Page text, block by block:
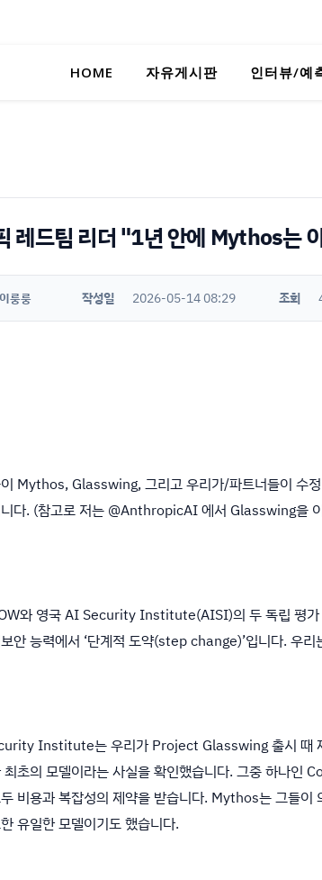
HOME 자유게시판 인터뷰/예
레드팀 리더 "1년 안에 Mythos는
룽룽 작성일 2026-05-14 08:29 조회
Mythos, Glasswing, 그리고 우리가/파트너들이 수
다. (참고로 저는 @AnthropicAI 에서 Glasswing을
와 영국 AI Security Institute(AISI)의 두 독립 평
안 능력에서 ‘단계적 도약(step change)’입니다. 우
Institute는 우리가 Project Glasswing 출시 때
최초의 모델이라는 사실을 확인했습니다. 그중 하나인
비용과 복잡성의 제약을 받습니다. Mythos는 그들
유일한 모델이기도 했습니다.